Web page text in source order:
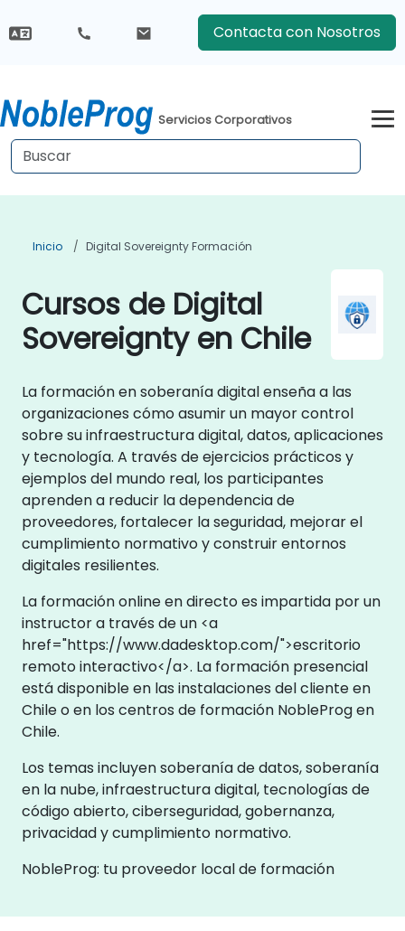
Contacta con Nosotros
Servicios Corporativos
Inicio Digital Sovereignty Formación
Cursos de Digital
Sovereignty en Chile
La formación en soberanía digital enseña a las
organizaciones cómo asumir un mayor control
sobre su infraestructura digital, datos, aplicaciones
y tecnología. A través de ejercicios prácticos y
ejemplos del mundo real, los participantes
aprenden a reducir la dependencia de
proveedores, fortalecer la seguridad, mejorar el
cumplimiento normativo y construir entornos
digitales resilientes.
La formación online en directo es impartida por un
instructor a través de un <a
href="https://www.dadesktop.com/">escritorio
remoto interactivo</a>. La formación presencial
está disponible en las instalaciones del cliente en
Chile o en los centros de formación NobleProg en
Chile.
Los temas incluyen soberanía de datos, soberanía
en la nube, infraestructura digital, tecnologías de
código abierto, ciberseguridad, gobernanza,
privacidad y cumplimiento normativo.
NobleProg: tu proveedor local de formación